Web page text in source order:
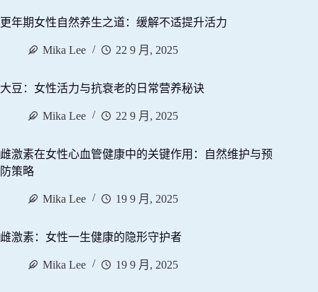
更年期女性自然养生之道：缓解不适提升活力
Mika Lee 22 9 月, 2025
大豆：女性活力与抗衰老的日常营养秘诀
Mika Lee 22 9 月, 2025
雌激素在女性心血管健康中的关键作用：自然维护与预
防策略
Mika Lee 19 9 月, 2025
雌激素：女性一生健康的隐形守护者
Mika Lee 19 9 月, 2025